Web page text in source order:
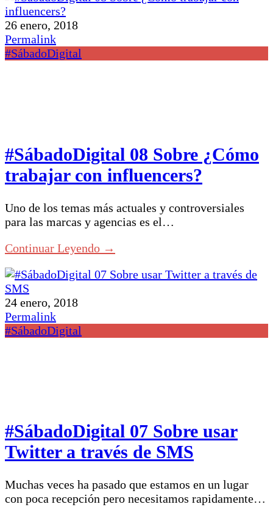
26 enero, 2018
Permalink
#SábadoDigital
#SábadoDigital 08 Sobre ¿Cómo
trabajar con influencers?
Uno de los temas más actuales y controversiales
para las marcas y agencias es el…
Continuar Leyendo →
24 enero, 2018
Permalink
#SábadoDigital
#SábadoDigital 07 Sobre usar
Twitter a través de SMS
Muchas veces ha pasado que estamos en un lugar
con poca recepción pero necesitamos rapidamente…